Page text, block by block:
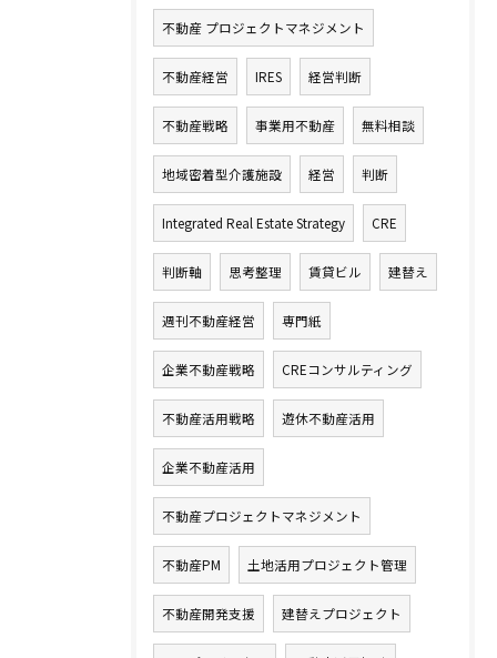
不動産 プロジェクトマネジメント
不動産経営 IRES 経営判断
不動産戦略 事業用不動産 無料相談
地域密着型介護施設 経営 判断
Integrated Real Estate Strategy CRE
判断軸 思考整理 賃貸ビル 建替え
週刊不動産経営 専門紙
企業不動産戦略 CREコンサルティング
不動産活用戦略 遊休不動産活用
企業不動産活用
不動産プロジェクトマネジメント
不動産PM 土地活用プロジェクト管理
不動産開発支援 建替えプロジェクト